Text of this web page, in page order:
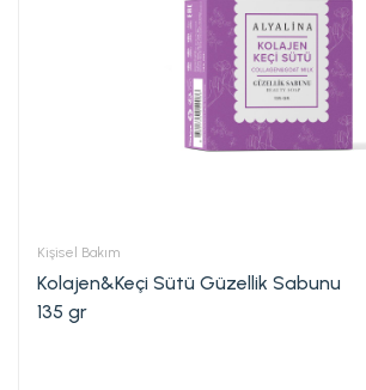
Kişisel Bakım
Kolajen&Keçi Sütü Güzellik Sabunu
135 gr